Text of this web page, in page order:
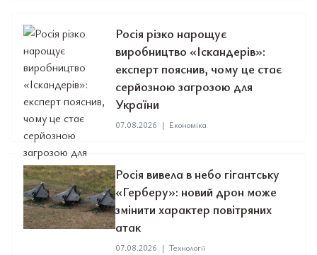
Росія різко нарощує
виробництво «Іскандерів»:
експерт пояснив, чому це стає
серйозною загрозою для
України
07.08.2026 | Економіка
Росія вивела в небо гігантську
«Герберу»: новий дрон може
змінити характер повітряних
атак
07.08.2026 | Технології